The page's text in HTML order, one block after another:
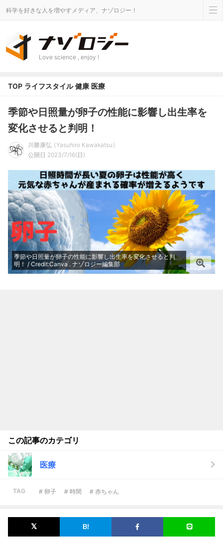
科学を好きな人を増やすメディア、ナゾロジー！
Love science , enjoy !
TOP ライフスタイル 健康 医療
季節や日照量が卵子の性能に影響し出生率を
変化させると判明！
川勝康弘
Yasuhiro Kawakatsu
公開日 2023/7/16(日)
季節や日照量が卵子の性能に影響し出生率を変化させると判
明！ / Credit:Canva . ナゾロジー編集部
この記事のカテゴリ
医療
TAG # 卵子 # 時間 # 赤ちゃん